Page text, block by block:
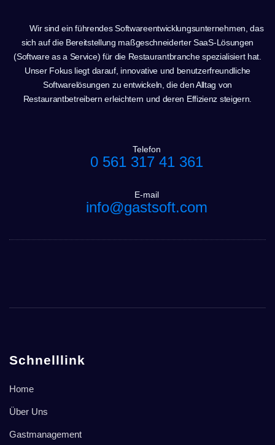
Wir sind ein führendes Softwareentwicklungsunternehmen, das
sich auf die Bereitstellung maßgeschneiderter SaaS-Lösungen
(Software as a Service) für die Restaurantbranche spezialisiert hat.
Unser Fokus liegt darauf, innovative und benutzerfreundliche
Softwarelösungen zu entwickeln, die den Alltag von
Restaurantbetreibern erleichtern und deren Effizienz steigern.
Telefon
0 561 317 41 361
E-mail
info@gastsoft.com
Schnelllink
Home
Über Uns
Gastmanagement